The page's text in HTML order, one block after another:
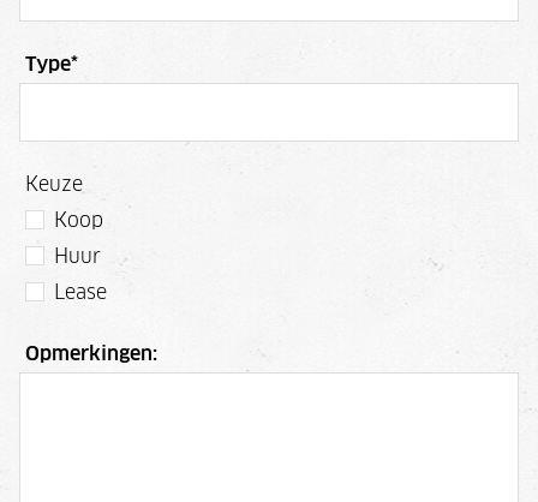
Type*
Keuze
Koop
Huur
Lease
Opmerkingen: